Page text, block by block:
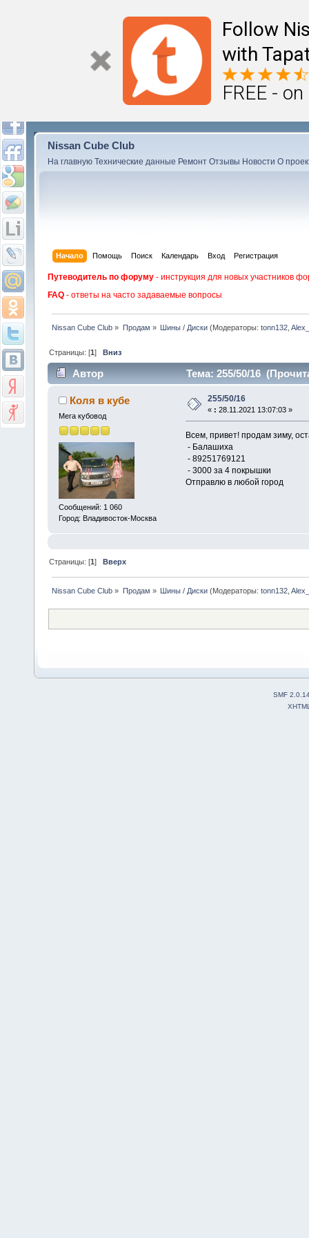
Follow
with
FREE -
Nissan Cube Club
На главную Технические данные Ремонт Отзывы Новости О
Начало Помощь Поиск Календарь Вход Регистрация
Путеводитель по форуму - инструкция для новых участников
FAQ - ответы на часто задаваемые вопросы
Nissan Cube Club » Продам » Шины / Диски(Модераторы: tonn132,
Страницы: [1]Вниз
Автор Тема: 255/50/16
Коля в кубе
Мега кубовод
Сообщений: 1 060
Город: Владивосток-Москва
255/50/16
« : 28.11.2021 13:07:03 »
Всем, привет! продам зиму,
- Балашиха
- 89251769121
- 3000 за 4 покрышки
Отправлю в любой город
Страницы: [1]Вверх
Nissan Cube Club » Продам » Шины / Диски(Модераторы: tonn132,
SMF